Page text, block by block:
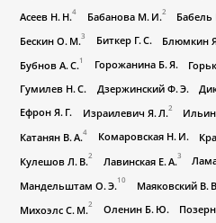
Асеев Н. Н.4 Бабанова М. И. 2 Бабель
Бескин О. М.3 Биткер Г. С. Блюмкин
Бубнов А. С. 1 Горожанина Б. Я.
Гумилев Н. С. Дзержинский Ф. Э.
Ефрон Я. Г.
Израилевич Я. Л. 2
Катанян В. А.4 Комаровская Н. И.
Кулешов Л. В.2 Лавинская Е. А.3
Мандельштам О. Э. 10 Маяковский В.
Михоэлс С. М.2 Оленин Б. Ю.